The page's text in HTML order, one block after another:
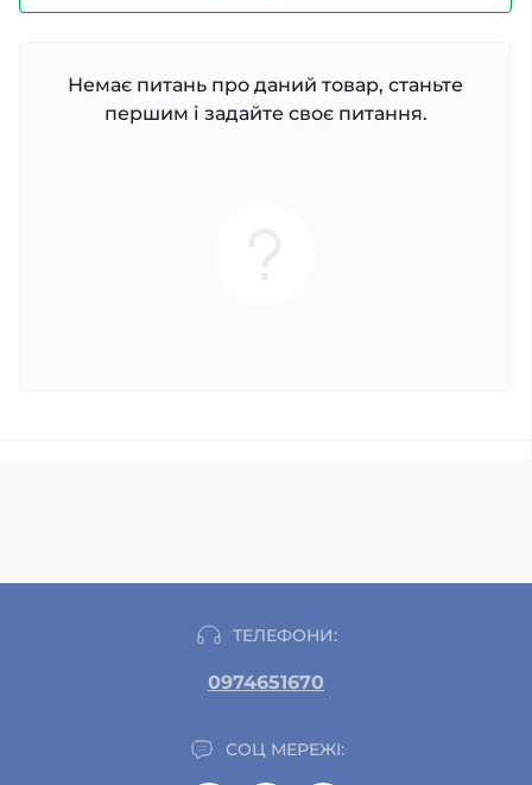
Немає питань про даний товар, станьте
першим і задайте своє питання.
ТЕЛЕФОНИ:
0974651670
СОЦ МЕРЕЖІ: